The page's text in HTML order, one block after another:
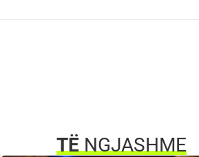
TËNGJASHME